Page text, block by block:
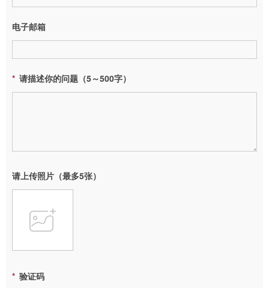
电子邮箱
请描述你的问题（5～500字）
请上传照片（最多5张）
验证码